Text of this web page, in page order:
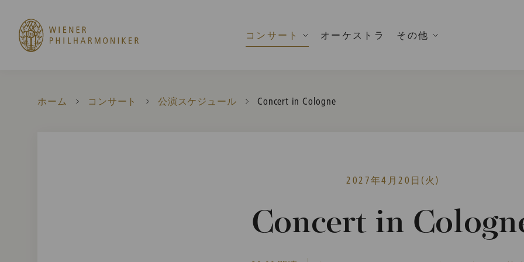
コンサート オーケストラ その他
ホーム コンサート 公演スケジュール Current:
Concert in Cologne
2027年4月20日(火)
Concert in